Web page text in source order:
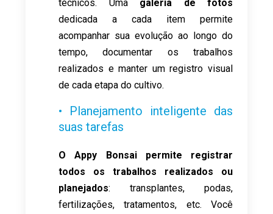
técnicos. Uma galeria de fotos
dedicada a cada item permite
acompanhar sua evolução ao longo do
tempo, documentar os trabalhos
realizados e manter um registro visual
de cada etapa do cultivo.
• Planejamento inteligente das
suas tarefas
O Appy Bonsai permite registrar
todos os trabalhos realizados ou
planejados: transplantes, podas,
fertilizações, tratamentos, etc. Você